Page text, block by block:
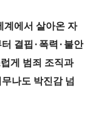
계에서 살아온 자
결핍·폭력·불안
게 범죄 조직과
나도 박진감 넘